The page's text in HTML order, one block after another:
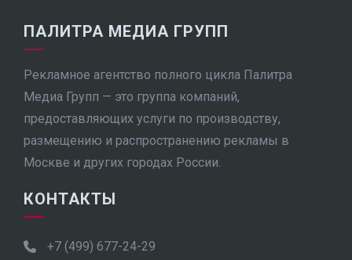
ПАЛИТРА МЕДИА ГРУПП
Рекламное агентство полного цикла Палитра
Медиа Групп — это группа компаний,
предоставляющих услуги по производству,
размещению и распространению рекламы в
Москве и других городах России.
КОНТАКТЫ
+7 (499) 677-24-29